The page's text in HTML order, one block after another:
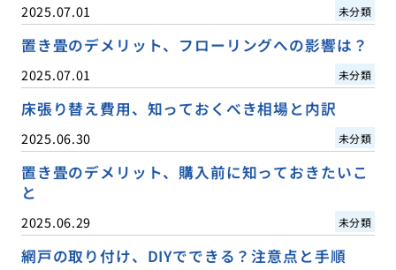
2025.07.01 未分類
置き畳のデメリット、フローリングへの影響は？
2025.07.01 未分類
床張り替え費用、知っておくべき相場と内訳
2025.06.30 未分類
置き畳のデメリット、購入前に知っておきたいこ
と
2025.06.29 未分類
網戸の取り付け、DIYでできる？注意点と手順